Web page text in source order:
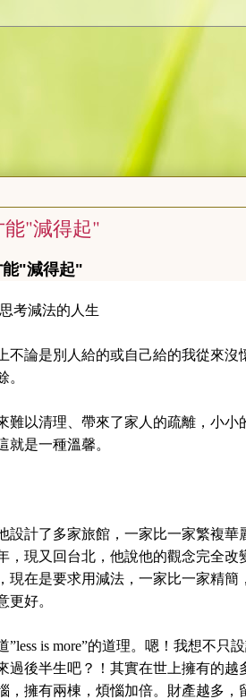
"減得起"
"減得起"
考減法的人生
不論是別人給的或自己給的我從來沒
。
難以清理、帶來了家人的疏離，小小
是一種溫馨。
設計了多家旅館，一家比一家繁複華
現又回台北，他說他的觀念完全改
現在是要求用減法，一家比一家精簡
更好。
is more”的道理。嗯！我想不只設
過後半生吧？！其實在世上擁有的越
，擁有兩棟，煩惱加倍。財產越多，